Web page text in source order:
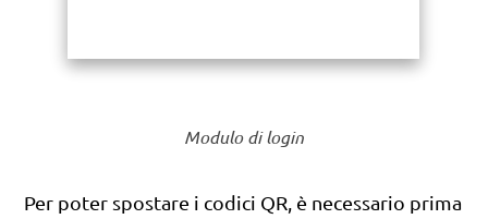
Modulo di login
Per poter spostare i codici QR, è necessario prima